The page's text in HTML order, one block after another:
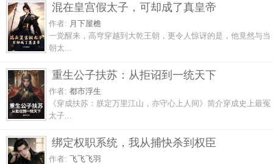
混在皇宫假太子，可却成了真皇帝
作者: 月下屋檐
一觉醒来，高穹穿越到大乾王朝，更令人惊讶的是，他竟然与当
朝太...
重生公子扶苏：从拒诏到一统天下
作者: 都市浮生
《穿成扶苏：朕定万里江山，亦守心上人间》简介穿成史上最冤
太子...
绑定权职系统，我从捕快杀到权臣
作者: 飞飞飞羽